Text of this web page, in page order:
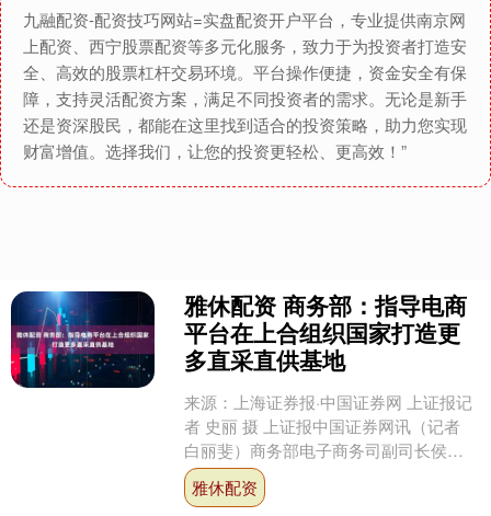
九融配资-配资技巧网站=实盘配资开户平台，专业提供南京网
上配资、西宁股票配资等多元化服务，致力于为投资者打造安
全、高效的股票杠杆交易环境。平台操作便捷，资金安全有保
障，支持灵活配资方案，满足不同投资者的需求。无论是新手
还是资深股民，都能在这里找到适合的投资策略，助力您实现
财富增值。选择我们，让您的投资更轻松、更高效！”
雅休配资 商务部：指导电商
平台在上合组织国家打造更
多直采直供基地
来源：上海证券报·中国证券网 上证报记
者 史丽 摄 上证报中国证券网讯（记者
白丽斐）商务部电子商务司副司长侯斌
27日在上海合作组织经贸合作专题吹风
会上表示，中....
雅休配资